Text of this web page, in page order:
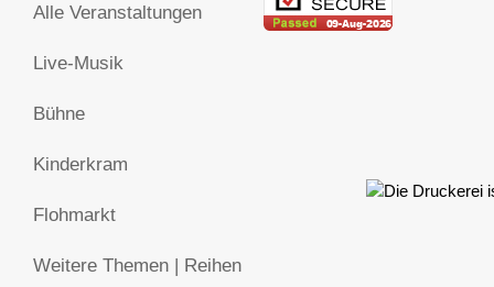
Alle Veranstaltungen
Live-Musik
Bühne
Kinderkram
Flohmarkt
Weitere Themen | Reihen